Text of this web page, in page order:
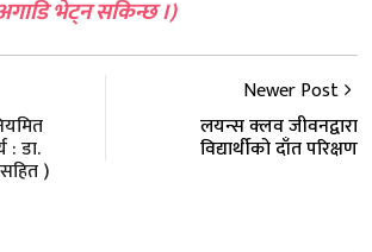
भेट्न सकिन्छ ।)
: डा.
)
Newer Post
लयन्स क्लव जीवनद्वारा
विद्यार्थीको दाँत परिक्षण